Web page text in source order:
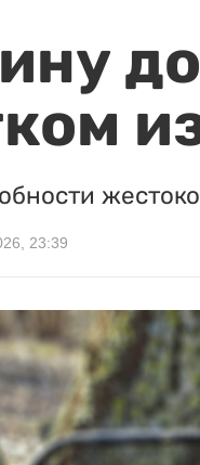
23:39